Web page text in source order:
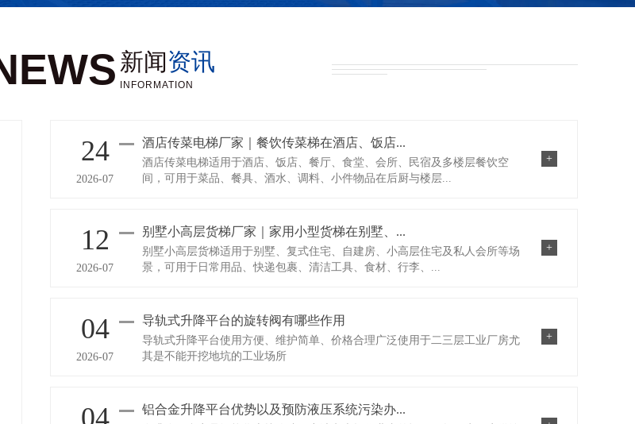
新闻资讯
INFORMATION
24
2026-07
酒店传菜电梯厂家｜餐饮传菜梯在酒店、饭店...
酒店传菜电梯适用于酒店、饭店、餐厅、食堂、会所、民宿及多楼层餐饮空
间，可用于菜品、餐具、酒水、调料、小件物品在后厨与楼层...
+
12
2026-07
别墅小高层货梯厂家｜家用小型货梯在别墅、...
别墅小高层货梯适用于别墅、复式住宅、自建房、小高层住宅及私人会所等场
景，可用于日常用品、快递包裹、清洁工具、食材、行李、...
+
04
2026-07
导轨式升降平台的旋转阀有哪些作用
导轨式升降平台使用方便、维护简单、价格合理广泛使用于二三层工业厂房尤
其是不能开挖地坑的工业场所
+
04 铝合金升降平台优势以及预防液压系统污染办...